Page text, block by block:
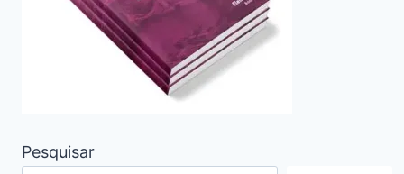
Pesquisar